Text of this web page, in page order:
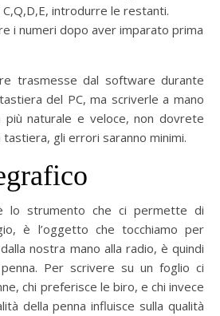
introdurre le restanti.
i numeri dopo aver imparato prima
trasmesse dal software durante
del PC, ma scriverle a mano
più naturale e veloce, non dovrete
gli errori saranno minimi.
lo strumento che ci permette di
è l’oggetto che tocchiamo per
nostra mano alla radio, è quindi
Per scrivere su un foglio ci
chi preferisce le biro, e chi invece
della penna influisce sulla qualità